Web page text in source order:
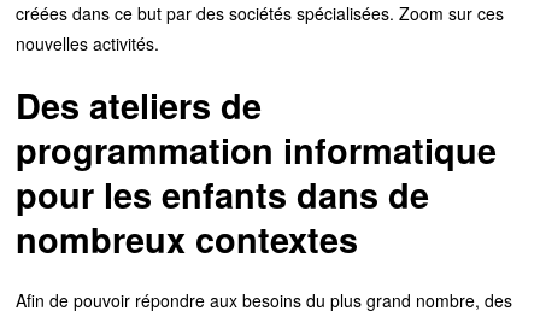
créées dans ce but par des sociétés spécialisées. Zoom sur ces
nouvelles activités.
Des ateliers de
programmation informatique
pour les enfants dans de
nombreux contextes
Afin de pouvoir répondre aux besoins du plus grand nombre, des